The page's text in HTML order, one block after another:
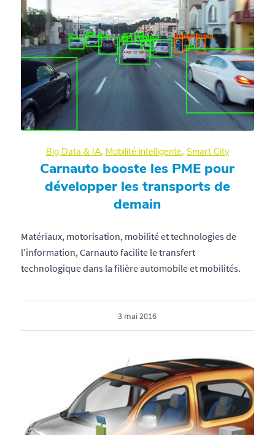
Big Data & IA, Mobilité intelligente, Smart City
Carnauto booste les PME pour
développer les transports de
demain
Matériaux, motorisation, mobilité et technologies de
l’information, Carnauto facilite le transfert
technologique dans la filière automobile et mobilités.
3 mai 2016